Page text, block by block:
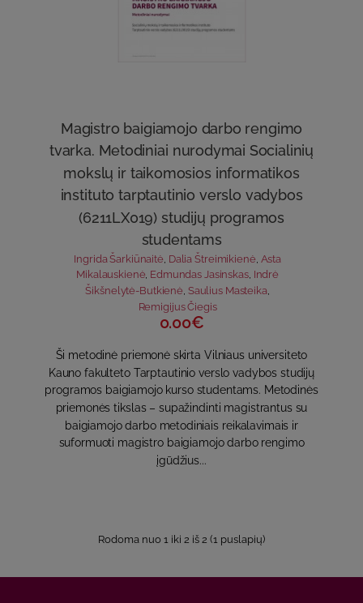
Magistro baigiamojo darbo rengimo
tvarka. Metodiniai nurodymai Socialinių
mokslų ir taikomosios informatikos
instituto tarptautinio verslo vadybos
(6211LX019) studijų programos
studentams
Ingrida Šarkiūnaitė Dalia Štreimikienė Asta
Mikalauskienė, Edmundas Jasinskas, Indrė
Šikšnelytė-Butkienė Saulius Masteika
Remigijus Čiegis
0.00€
Ši metodinė priemonė skirta Vilniaus universiteto
Kauno fakulteto Tarptautinio verslo vadybos studijų
programos baigiamojo kurso studentams. Metodinės
priemonės tikslas – supažindinti magistrantus su
baigiamojo darbo metodiniais reikalavimais ir
suformuoti magistro baigiamojo darbo rengimo
įgūdžius...
Rodoma nuo 1 iki 2 iš 2 (1 puslapių)